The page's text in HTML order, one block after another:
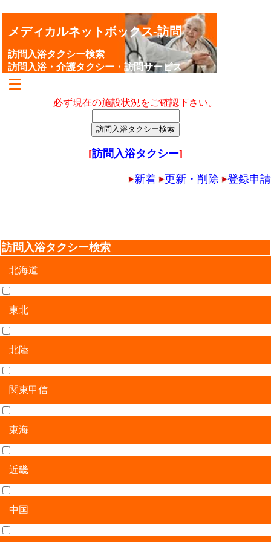
メディカルネットボックス-訪問
訪問入浴タクシー検索
訪問入浴・介護タクシー・訪問サービス
必ず現在の施設状況をご確認下さい。
[訪問入浴タクシー]
新着 更新・削除 登録申請
訪問入浴タクシー検索
北海道
北海道
東北
青森県
岩手県
宮城県
秋田県
山形県
福島県
北陸
新潟県
富山県
石川県
福井県
関東甲信
茨城県
栃木県
群馬県
埼玉県
千葉県
東京都
神奈川県
山梨県
長野県
東海
岐阜県
静岡県
愛知県
三重県
近畿
滋賀県
京都府
大阪府
兵庫県
奈良県
和歌山県
中国